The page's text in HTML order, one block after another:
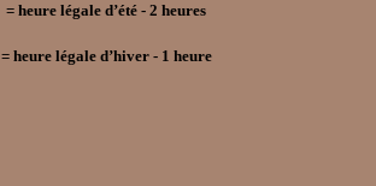
= heure légale d’été - 2 heures
=heure légale d’hiver - 1 heure